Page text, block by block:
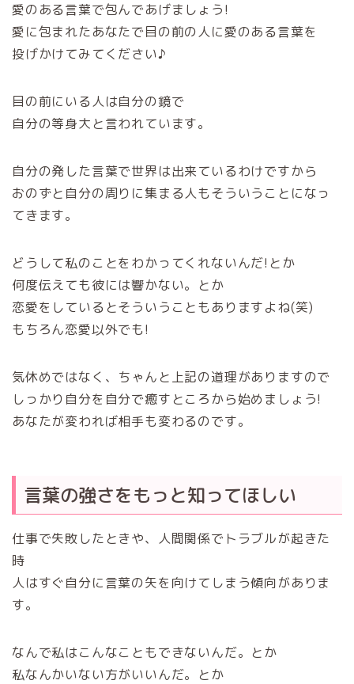
愛のある言葉で包んであげましょう!
愛に包まれたあなたで目の前の人に愛のある言葉を
投げかけてみてください♪
目の前にいる人は自分の鏡で
自分の等身大と言われています。
自分の発した言葉で世界は出来ているわけですから
おのずと自分の周りに集まる人もそういうことになっ
てきます。
どうして私のことをわかってくれないんだ!とか
何度伝えても彼には響かない。とか
恋愛をしているとそういうこともありますよね(笑)
もちろん恋愛以外でも!
気休めではなく、ちゃんと上記の道理がありますので
しっかり自分を自分で癒すところから始めましょう!
あなたが変われば相手も変わるのです。
言葉の強さをもっと知ってほしい
仕事で失敗したときや、人間関係でトラブルが起きた
時
人はすぐ自分に言葉の矢を向けてしまう傾向がありま
す。
なんで私はこんなこともできないんだ。とか
私なんかいない方がいいんだ。とか